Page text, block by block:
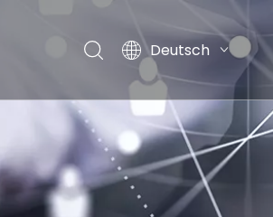
Deutsch
English
Français
Español
Italiano